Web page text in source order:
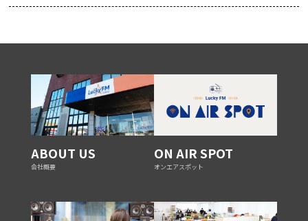
ABOUT US
会社概要
ON AIR SPOT
オンエアスポット